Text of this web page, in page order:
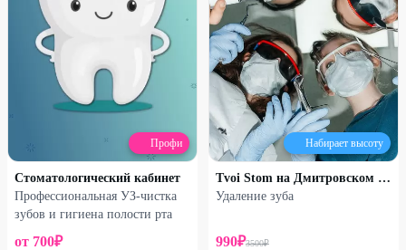
Профи
Стоматологический кабинет
Профессиональная УЗ-чистка
зубов и гигиена полости рта
от 700₽
Набирает высоту
Tvoi Stom на Дмитровском шоссе
Удаление зуба
990₽3500₽